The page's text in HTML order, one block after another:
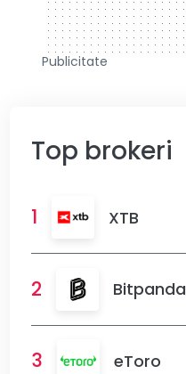
Publicitate
Top brokeri
1 XTB
2 Bitpanda
3 eToro